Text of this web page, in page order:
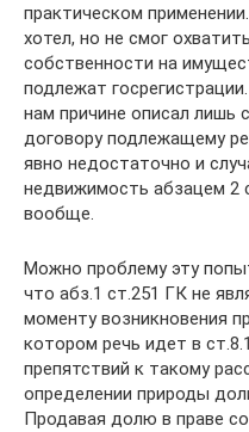
практическом
хотел, но не смог
собственности на
подлежат
нам причине описал лишь
договору подлежащему
явно недостаточно и
недвижимость абзацем
вообще.
Можно проблему эту
что абз.1 ст.251 ГК не
моменту возникновения
котором речь идет в
препятствий к такому
определении природы
Продавая долю в праве